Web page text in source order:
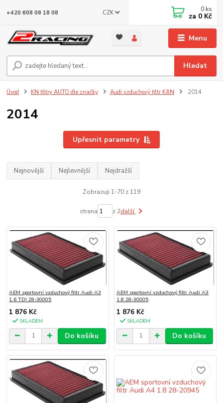
Menu
CZK
Hledat
+420 608 08 18 08 0 ks
za 0 Kč
Úvod KN filtry AUTO dle značky Audi vzduchový filtr K&N 2014
2014
Upřesnit parametry
Nejnovější Nejlevnější Nejdražší
Zobrazuji 1-70 z 119
strana z 2další
AEM sportovní vzduchový filtr Audi A3
1.6 TDI 28-30005
1 876 Kč
SKLADEM
Do košíku
AEM sportovní vzduchový filtr Audi A3
1.8 28-30005
1 876 Kč
SKLADEM
Do košíku